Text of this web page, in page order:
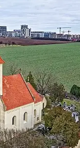
v jihozápadním
ÚMČ Praha
v lokalitě
schválený